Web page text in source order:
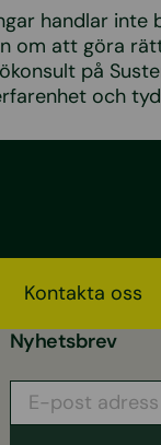
handlar inte
om att göra
på
och
Kontakta oss
Nyhetsbrev
E-
post